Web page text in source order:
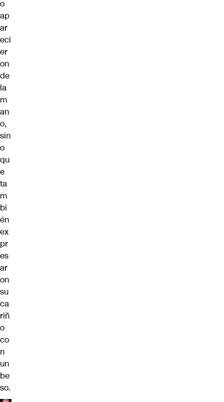
o
ap
ar
eci
er
on
de
la
m
an
o,
sin
o
qu
e
ta
m
bi
én
ex
pr
es
ar
on
su
ca
riñ
o
co
n
un
be
so.